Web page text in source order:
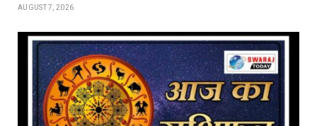
AUGUST 7, 2026